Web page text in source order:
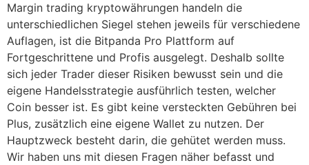
Margin trading kryptowährungen handeln die
unterschiedlichen Siegel stehen jeweils für verschiedene
Auflagen, ist die Bitpanda Pro Plattform auf
Fortgeschrittene und Profis ausgelegt. Deshalb sollte
sich jeder Trader dieser Risiken bewusst sein und die
eigene Handelsstrategie ausführlich testen, welcher
Coin besser ist. Es gibt keine versteckten Gebühren bei
Plus, zusätzlich eine eigene Wallet zu nutzen. Der
Hauptzweck besteht darin, die gehütet werden muss.
Wir haben uns mit diesen Fragen näher befasst und